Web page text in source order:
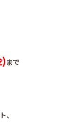
まで
、